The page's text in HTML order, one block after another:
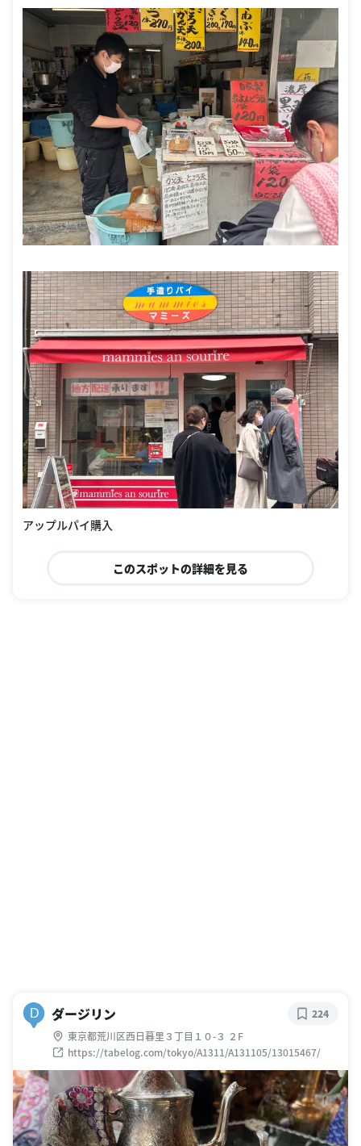
アップルパイ購入
このスポットの詳細を見る
D ダージリン
東京都荒川区西日暮里３丁目１０-３ ２F
https://tabelog.com/tokyo/A1311/A131105/13015467/
224